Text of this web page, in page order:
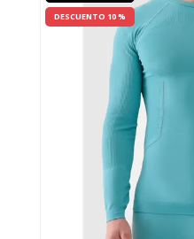
DESCUENTO 10 %